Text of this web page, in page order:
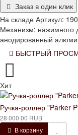
Заказ в один клик
На складе Артикул:
Механизм: нажимного
анодированный
БЫСТРЫЙ
Хит
Ручка-роллер "Parker
28 000.00 RUB
В корзину